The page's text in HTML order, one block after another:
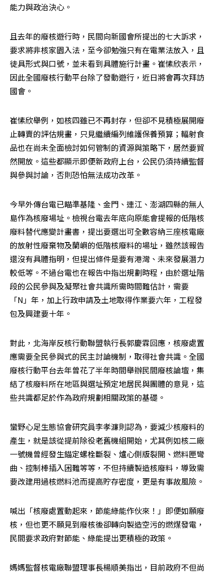
能力與政治決心。
且去年的廢核遊行時，民間向新國會所提出的七大訴求，
要求將非核家園入法，至今卻勉強只有在電業法放入，且
徒具形式與口號，並未看到具體施行計畫。崔愫欣表示，
因此全國廢核行動平台除了發動遊行，近日將會再次拜訪
國會。
崔愫欣舉例，如核四雖已不再封存，但卻不見積極展開廢
止轉賣的評估規畫，只見繼續編列維護保養預算；輻射食
品也在尚未全面檢討如何管制的資源與策略下，居然要貿
然開放。這些都顯示即便新政府上台，公民仍須持續監督
與參與討論，否則恐怕無法成功改革。
今早外傳台電已瞄準基隆、金門、連江、澎湖四縣的無人
島作為核廢場址。檢視台電去年底向原能會提報的低階核
廢料替代應變計畫書，提出要選出可全數容納三座核電廠
的放射性廢棄物及蘭嶼的低階核廢料的場址，雖然該報告
還沒有具體指明，但提出條件是要有港灣、未來發展潛力
較低等。不過台電也在報告中指出規劃時程，由於選址階
段的公民參與及凝聚社會共識所需時間難估計，需要
「N」年，加上行政申請及土地取得作業要六年，工程發
包及興建要十年。
對此，北海岸反核行動聯盟執行長郭慶霖回應，核廢處置
應需要全民參與式的民主討論機制，取得社會共識。全國
廢核行動平台去年曾花了半年時間舉辦民間廢核論壇，集
結了核廢料所在地區與選址預定地居民與團體的意見，這
些共識都足於作為政府規劃相關政策的基礎。
蠻野心足生態協會研究員李孝濂則認為，要減少核廢料的
產生，就是該從提前除役老舊機組開始，尤其例如核二廠
一號機曾經發生錨定螺栓斷裂、爐心側版裂開、燃料匣彎
曲、控制棒插入困難等等，不但持續製造核廢料，導致需
要改建用過核燃料池而提高貯存密度，更是有事故風險。
喊出「核廢處置動起來，節能綠能作伙來！」即便如願廢
核，但也更不願見到廢核後卻轉向製造空污的燃煤發電，
民間要求政府對節能、綠能提出更積極的政策。
媽媽監督核電廠聯盟理事長楊順美指出，目前政府不但尚